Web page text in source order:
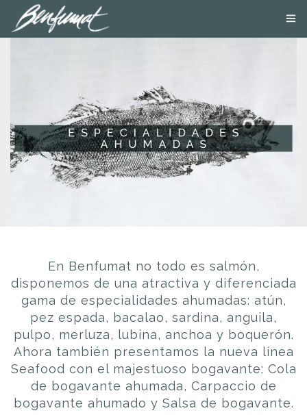
CONTACTA
TIENDA ONLINE
En Benfumat no todo es salmón,
disponemos de una atractiva y diferenciada
gama de especialidades ahumadas: atún,
pez espada, bacalao, sardina, anguila,
pulpo, merluza, lubina, anchoa y boquerón.
Ahora también presentamos la nueva línea
Seafood con el majestuoso bogavante: Cola
de bogavante ahumada, Carpaccio de
bogavante ahumado y Salsa de bogavante.